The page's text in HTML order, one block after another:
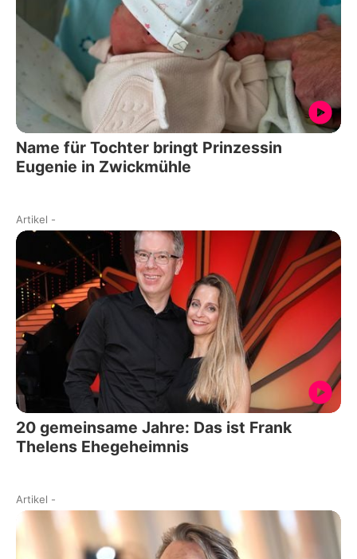
Name für Tochter bringt Prinzessin
Eugenie in Zwickmühle
Artikel -
20 gemeinsame Jahre: Das ist Frank
Thelens Ehegeheimnis
Artikel -